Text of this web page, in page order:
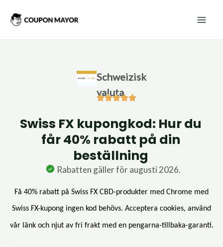
Schweizisk
valuta
Swiss FX kupongkod: Hur du
får 40% rabatt på din
beställning
Rabatten gäller för augusti 2026.
Få 40% rabatt på Swiss FX CBD-produkter med Chrome med
Swiss FX-kupong ingen kod behövs. Acceptera cookies, använd
vår länk och njut av fri frakt med en pengarna-tillbaka-garanti.